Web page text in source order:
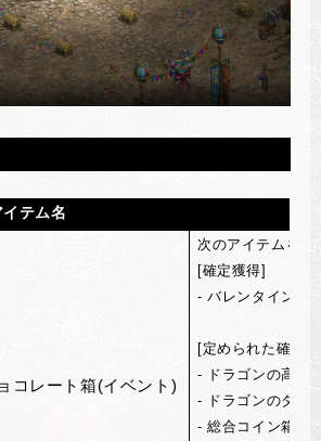
イテム名
コレート箱(イベント)
次のアイテムを獲
[確定獲得]
- バレンタインチ
[定められた確率
- ドラゴンの高級
- ドラゴンのダイ
- 総合コイン箱(イ